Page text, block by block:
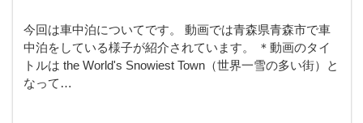
今回は車中泊についてです。 動画では青森県青森市で車
中泊をしている様子が紹介されています。 ＊動画のタイ
トルは the World's Snowiest Town（世界一雪の多い街）と
なって…